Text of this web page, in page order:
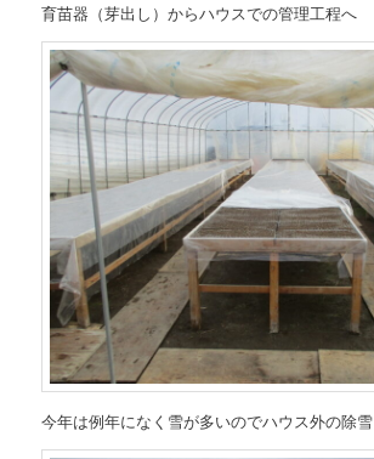
育苗器（芽出し）からハウスでの管理工程へ
今年は例年になく雪が多いのでハウス外の除雪